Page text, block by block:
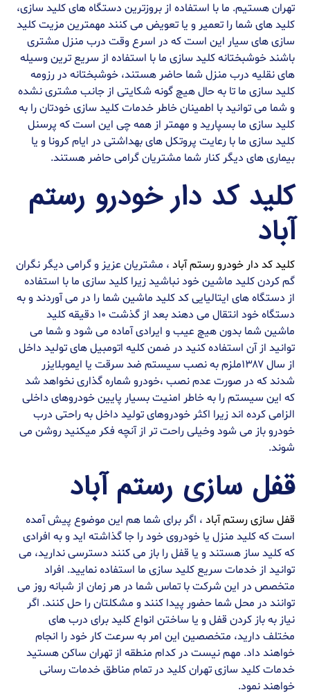
تهران هستیم. ما با استفاده از بروزترین دستگاه های کلید سازی،
کلید های شما را تعمیر و یا تعویض می کنند مهمترین مزیت کلید
سازی های سیار این است که در اسرع وقت درب منزل مشتری
باشند خوشبختانه کلید سازی ما با استفاده از سریع ترین وسیله
های نقلیه درب منزل شما حاضر هستند، خوشبختانه در رزومه
کلید سازی ما تا به حال هیچ گونه شکایتی از جانب مشتری نشده
و شما می توانید با اطمینان خاطر خدمات کلید سازی خودتان را به
کلید سازی ما بسپارید و مهمتر از همه چی این است که پرسنل
کلید سازی ما با رعایت پروتکل های بهداشتی در ایام کرونا و یا
بیماری های دیگر کنار شما مشتریان گرامی حاضر هستند.
کلید کد دار خودرو رستم
آباد
کلید کد دار خودرو رستم آباد ، مشتریان عزیز و گرامی دیگر نگران
گم کردن کلید ماشین خود نباشید زیرا کلید سازی ما با استفاده
از دستگاه های ایتالیایی کد کلید ماشین شما را در می آوردند و به
دستگاه خود انتقال می دهند بعد از گذشت ۱۰ دقیقه کلید
ماشین شما بدون هیچ عیب و ایرادی آماده می شود و شما می
توانید از آن استفاده کنید در ضمن کلیه اتومبیل های تولید داخل
از سال ۱۳۸۷ملزم به نصب سیستم ضد سرقت یا ایموبلایزر
شدند که در صورت عدم نصب ،خودرو شماره گذاری نخواهد شد
که این سیستم را به خاطر امنیت بسیار پایین خودروهای داخلی
الزامی کرده اند زیرا اکثر خودروهای تولید داخل به راحتی درب
خودرو باز می شود وخیلی راحت تر از آنچه فکر میکنید روشن می
شوند.
قفل سازی رستم آباد
قفل سازی رستم آباد ، اگر برای شما هم این موضوع پیش آمده
است که کلید منزل یا خودروی خود را جا گذاشته اید و به افرادی
که کلید ساز هستند و یا قفل را باز می کنند دسترسی ندارید، می
توانید از خدمات سریع کلید سازی ما استفاده نمایید. افراد
متخصص در این شرکت با تماس شما در هر زمان از شبانه روز می
توانند در محل شما حضور پیدا کنند و مشکلتان را حل کنند. اگر
نیاز به باز کردن قفل و یا ساختن انواع کلید برای درب های
مختلف دارید، متخصصین این امر به سرعت کار خود را انجام
خواهند داد. مهم نیست در کدام منطقه از تهران ساکن هستید
خدمات کلید سازی تهران کلید در تمام مناطق خدمات رسانی
خواهند نمود.